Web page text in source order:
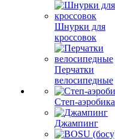
Шнурки для
кроссовок
Перчатки
велосипедные
Степ-аэробика
Джампинг